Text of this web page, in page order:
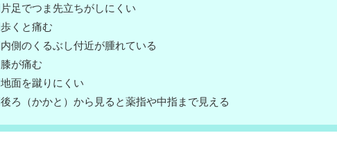
片足でつま先立ちがしにくい
歩くと痛む
内側のくるぶし付近が腫れている
膝が痛む
地面を蹴りにくい
後ろ（かかと）から見ると薬指や中指まで見える